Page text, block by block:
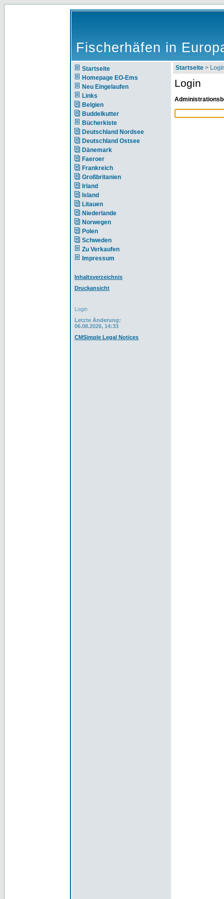
Fischerhäfen in
Startseite
Homepage EO-Ems
Neu Eingelaufen
Links
Belgien
Buddelkutter
Bücherkiste
Deutschland Nordsee
Deutschland Ostsee
Dänemark
Faeroer
Frankreich
Großbritanien
Irland
Island
Litauen
Niederlande
Norwegen
Polen
Schweden
Zu Verkaufen
Impressum
Inhaltsverzeichnis
Druckansicht
Login
Letzte Änderung:
06.08.2026, 14:33
CMSimple Legal Notices
Startseite >
Login